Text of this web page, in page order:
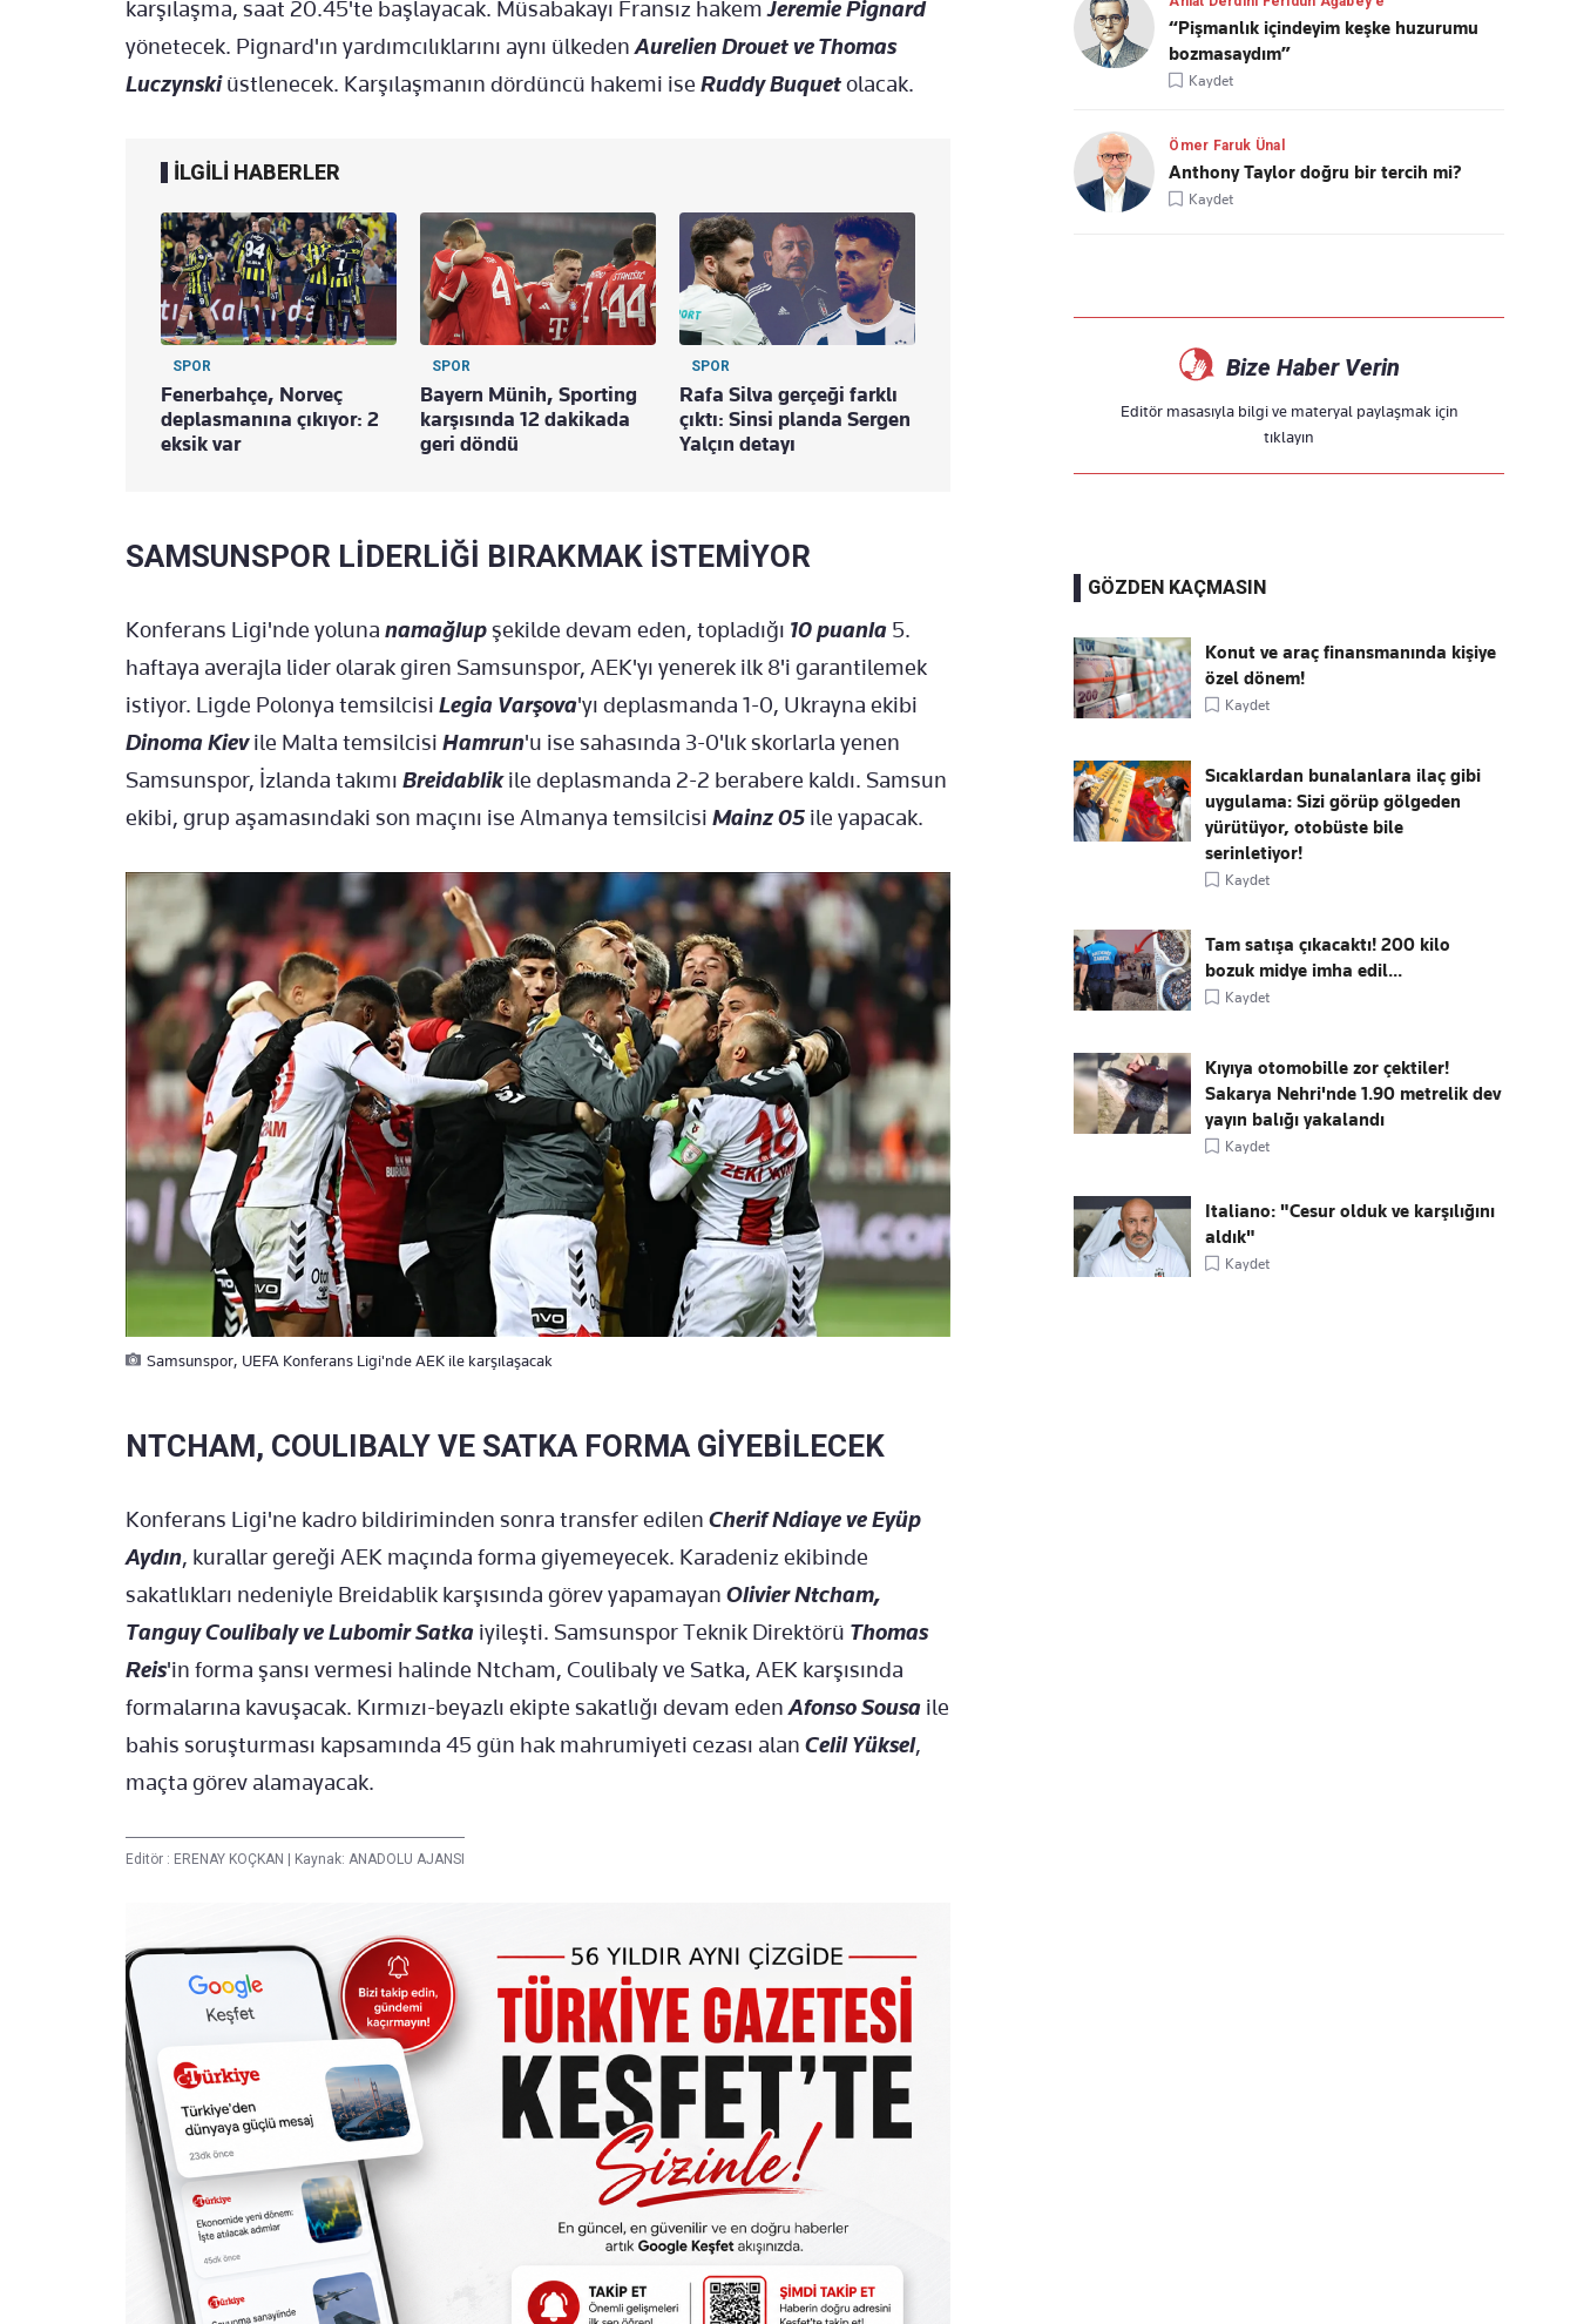
karşılaşma, saat 20.45'te başlayacak. Müsabakayı Fransız hakemJeremie Pignard
yönetecek. Pignard'ın yardımcılıklarını aynı ülkedenAurelien Drouet ve Thomas
Luczynskiüstlenecek. Karşılaşmanın dördüncü hakemi ise Ruddy Buquetolacak.
İLGİLİ HABERLER
SPOR
Fenerbahçe, Norveç
deplasmanına çıkıyor: 2
eksik var
SPOR
Bayern Münih, Sporting
karşısında 12 dakikada
geri döndü
SPOR
Rafa Silva gerçeği farklı
çıktı: Sinsi planda Sergen
Yalçın detayı
SAMSUNSPOR LİDERLİĞİ BIRAKMAK İSTEMİYOR
Konferans Ligi'nde yoluna namağlupşekilde devam eden, topladığı 10 puanla 5.
haftaya averajla lider olarak giren Samsunspor, AEK'yı yenerek ilk 8'i garantilemek
istiyor. Ligde Polonya temsilcisi Legia Varşova'yı deplasmanda 1-0, Ukrayna ekibi
Dinoma Kievile Malta temsilcisi Hamrun'u ise sahasında 3-0'lık skorlarla yenen
Samsunspor, İzlanda takımı Breidablikile deplasmanda 2-2 berabere kaldı. Samsun
ekibi, grup aşamasındaki son maçını ise Almanya temsilcisi Mainz 05 ile yapacak.
Samsunspor, UEFA Konferans Ligi'nde AEK ile karşılaşacak
NTCHAM, COULIBALY VE SATKA FORMA GİYEBİLECEK
Konferans Ligi'ne kadro bildiriminden sonra transfer edilen Cherif Ndiaye ve Eyüp
Aydın, kurallar gereği AEK maçında forma giyemeyecek. Karadeniz ekibinde
sakatlıkları nedeniyle Breidablik karşısında görev yapamayan Olivier Ntcham,
Tanguy Coulibaly ve Lubomir Satka iyileşti. Samsunspor Teknik Direktörü Thomas
Reis'in forma şansı vermesi halinde Ntcham, Coulibaly ve Satka, AEK karşısında
formalarına kavuşacak. Kırmızı-beyazlı ekipte sakatlığı devam edenAfonso Sousa ile
bahis soruşturması kapsamında 45 gün hak mahrumiyeti cezası alan Celil Yüksel,
maçta görev alamayacak.
Editör : ERENAY KOÇKAN Kaynak: ANADOLU AJANSI
“Pişmanlık içindeyim keşke huzurumu
bozmasaydım”
Kaydet
Ömer Faruk Ünal
Anthony Taylor doğru bir tercih mi?
Kaydet
Bize Haber Verin
Editör masasıyla bilgi ve materyal paylaşmak için
tıklayın
GÖZDEN KAÇMASIN
Konut ve araç finansmanında kişiye
özel dönem!
Kaydet
Sıcaklardan bunalanlara ilaç gibi
uygulama: Sizi görüp gölgeden
yürütüyor, otobüste bile
serinletiyor!
Kaydet
Tam satışa çıkacaktı! 200 kilo
bozuk midye imha edil...
Kaydet
Kıyıya otomobille zor çektiler!
Sakarya Nehri'nde 1.90 metrelik dev
yayın balığı yakalandı
Kaydet
Italiano: "Cesur olduk ve karşılığını
aldık"
Kaydet